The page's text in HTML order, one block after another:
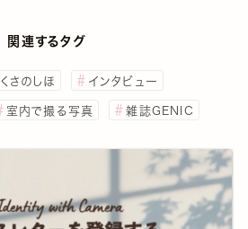
関連するタグ
くさのしほ インタビュー
室内で撮る写真 雑誌GENIC